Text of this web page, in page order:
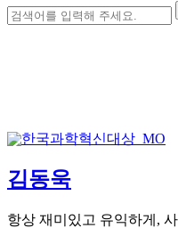
검
색:
김동욱
항상 재미있고 유익하게,